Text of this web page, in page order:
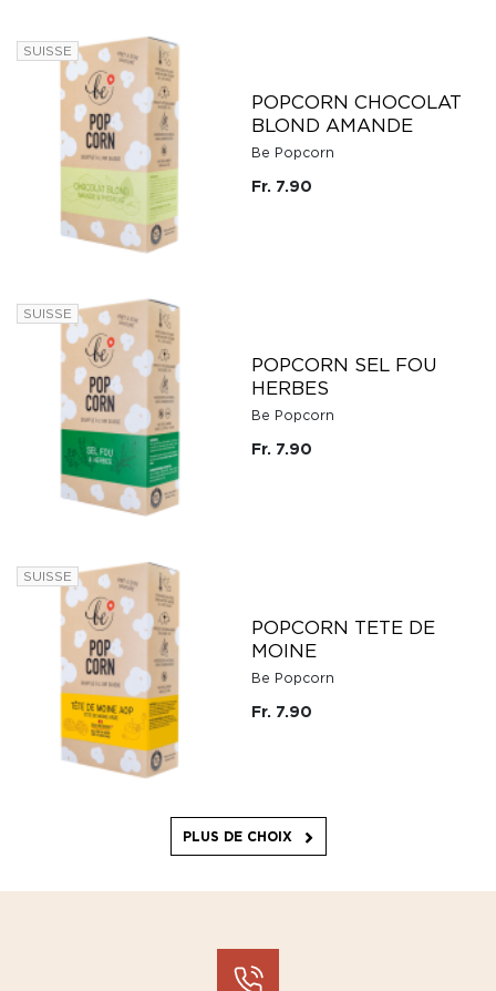
SUISSE
POPCORN CHOCOLAT
BLOND AMANDE
Be Popcorn
Fr. 7.90
SUISSE
POPCORN SEL FOU
HERBES
Be Popcorn
Fr. 7.90
SUISSE
POPCORN TETE DE
MOINE
Be Popcorn
Fr. 7.90
PLUS DE CHOIX